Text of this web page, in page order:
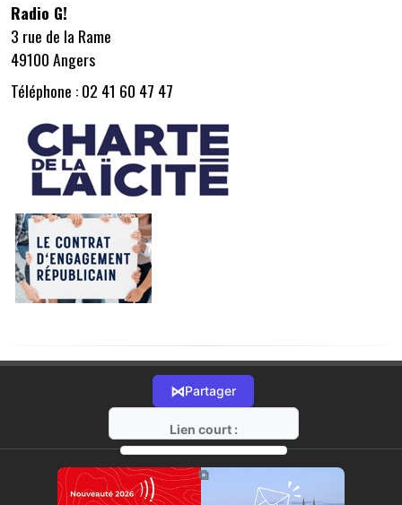
Radio G!
3 rue de la Rame
49100 Angers
Téléphone : 02 41 60 47 47
⋈Partager
Lien court :
https://radio-g.fr?43
⧉